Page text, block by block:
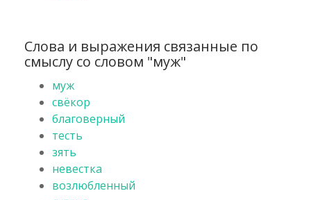
Слова и выражения связанные по
смыслу со словом "муж"
муж
свёкор
благоверный
тесть
зять
невестка
возлюбленный